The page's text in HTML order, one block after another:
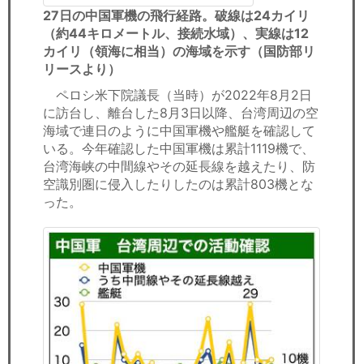
27日の中国軍機の飛行経路。破線は24カイリ
（約44キロメートル、接続水域）、実線は12
カイリ（領海に相当）の海域を示す（国防部リ
リースより）
ペロシ米下院議長（当時）が2022年8月2日
に訪台し、離台した8月3日以降、台湾周辺の空
海域で連日のように中国軍機や艦艇を確認して
いる。今年確認した中国軍機は累計1119機で、
台湾海峡の中間線やその延長線を越えたり、防
空識別圏に侵入したりしたのは累計803機とな
った。